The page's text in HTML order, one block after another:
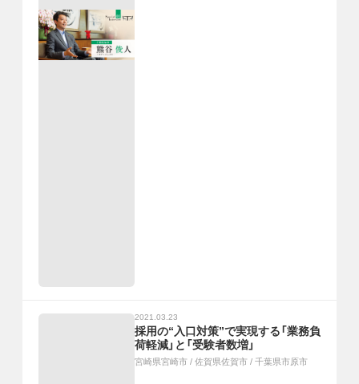
2021.03.23
採用の“入口対策”で実現する「業務負
荷軽減」と「受験者数増」
宮崎県宮崎市 / 佐賀県佐賀市 / 千葉県市原市